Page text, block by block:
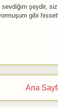
şeydir,
gibi
Ana